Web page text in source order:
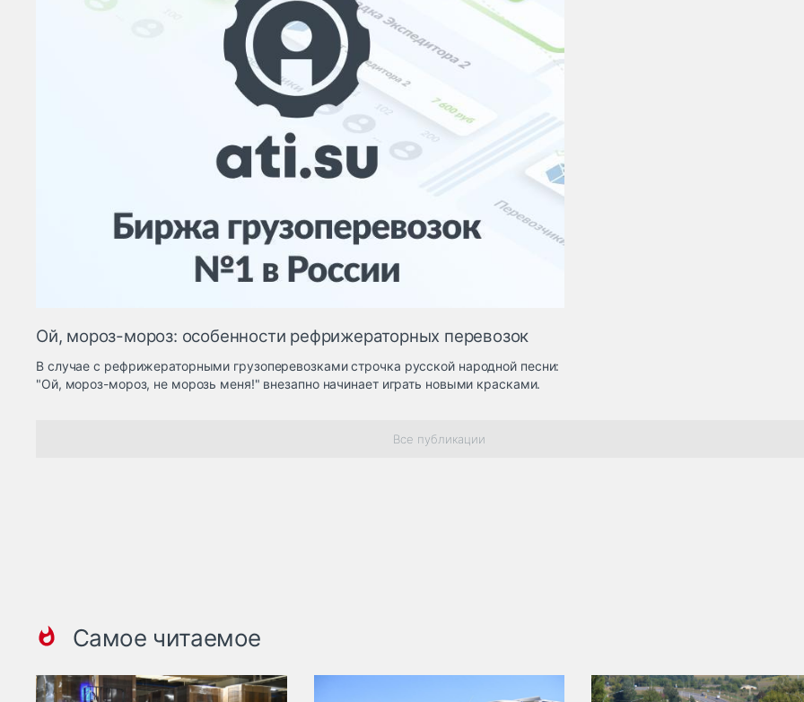
Ой, мороз-мороз: особенности рефрижераторных перевозок
В случае с рефрижераторными грузоперевозками строчка русской народной песни:
"Ой, мороз-мороз, не морозь меня!" внезапно начинает играть новыми красками.
Все публикации
Самое читаемое